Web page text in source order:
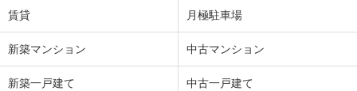
賃貸 月極駐車場
新築マンション 中古マンション
新築一戸建て 中古一戸建て